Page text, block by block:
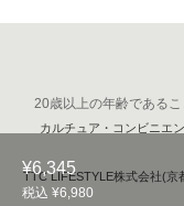
¥6,345
税込 ¥6,980
20歳以上の年齢である
カルチュア・コンビニ
TTC LIFESTYLE株式会社(